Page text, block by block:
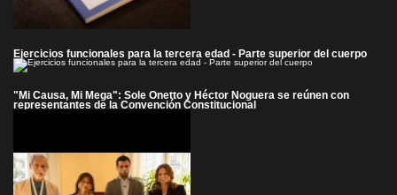
Ejercicios funcionales para la tercera edad - Parte superior del cuerpo
"Mi Causa, Mi Mega": Sole Onetto y Héctor Noguera se reúnen con
representantes de la Convención Constitucional